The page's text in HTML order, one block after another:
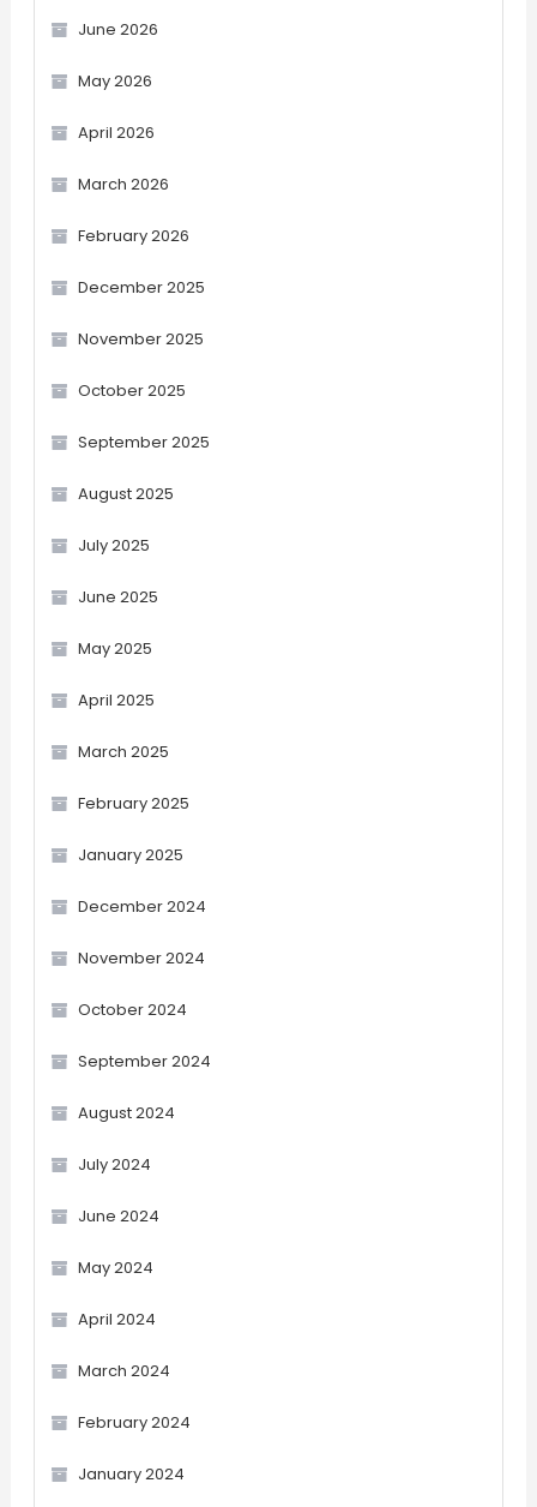
June 2026
May 2026
April 2026
March 2026
February 2026
December 2025
November 2025
October 2025
September 2025
August 2025
July 2025
June 2025
May 2025
April 2025
March 2025
February 2025
January 2025
December 2024
November 2024
October 2024
September 2024
August 2024
July 2024
June 2024
May 2024
April 2024
March 2024
February 2024
January 2024